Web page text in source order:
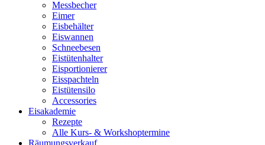
Messbecher
Eimer
Eisbehälter
Eiswannen
Schneebesen
Eistütenhalter
Eisportionierer
Eisspachteln
Eistütensilo
Accessories
Eisakademie
Rezepte
Alle Kurs- & Workshoptermine
Räumungsverkauf